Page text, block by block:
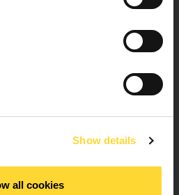
Show details
all cookies